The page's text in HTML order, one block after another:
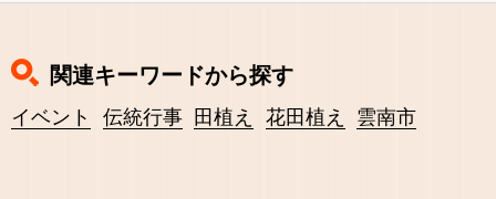
関連キーワードから探す
イベント 伝統行事 田植え 花田植え 雲南市